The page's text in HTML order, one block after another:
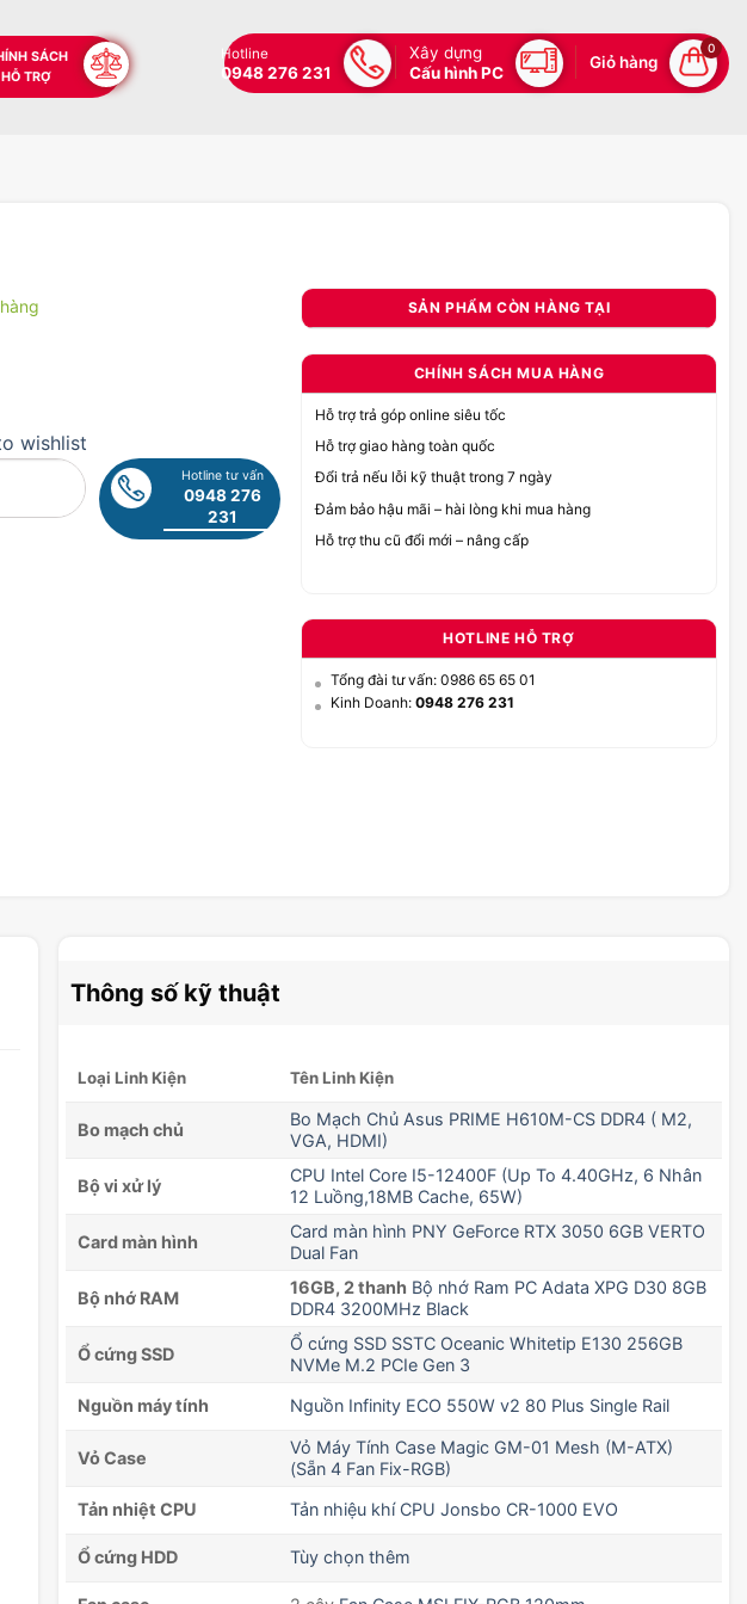
SÁCH
HỖ TRỢ
Hotline
0948 276 231
Xây dựng
Cấu hình PC
Giỏ hàng
0
wishlist
Hotline tư vấn
0948 276
231
SẢN PHẨM CÒN HÀNG TẠI
CHÍNH SÁCH MUA HÀNG
Hỗ trợ trả góp online siêu tốc
Hỗ trợ giao hàng toàn quốc
Đổi trả nếu lỗi kỹ thuật trong 7 ngày
Đảm bảo hậu mãi – hài lòng khi mua hàng
Hỗ trợ thu cũ đổi mới – nâng cấp
HOTLINE HỖ TRỢ
Tổng đài tư vấn: 0986 65 65 01
Kinh Doanh: 0948 276 231
Thông số kỹ thuật
Loại Linh Kiện Tên Linh Kiện
Bo mạch chủ
Bo Mạch Chủ Asus PRIME H610M-CS DDR4 ( M2,
VGA, HDMI)
Bộ vi xử lý
CPU Intel Core I5-12400F (Up To 4.40GHz, 6 Nhân
12 Luồng,18MB Cache, 65W)
Card màn hình
Card màn hình PNY GeForce RTX 3050 6GB VERTO
Dual Fan
Bộ nhớ RAM
16GB, 2 thanh Bộ nhớ Ram PC Adata XPG D30 8GB
DDR4 3200MHz Black
Ổ cứng SSD
Ổ cứng SSD SSTC Oceanic Whitetip E130 256GB
NVMe M.2 PCIe Gen 3
Nguồn máy tính
Nguồn Infinity ECO 550W v2 80 Plus Single Rail
Vỏ Case
Vỏ Máy Tính Case Magic GM-01 Mesh (M-ATX)
(Sẵn 4 Fan Fix-RGB)
Tản nhiệt CPU
Tản nhiệu khí CPU Jonsbo CR-1000 EVO
Ổ cứng HDD Tùy chọn thêm